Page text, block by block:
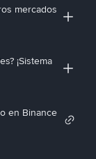
mercados
¡Sistema
en Binance